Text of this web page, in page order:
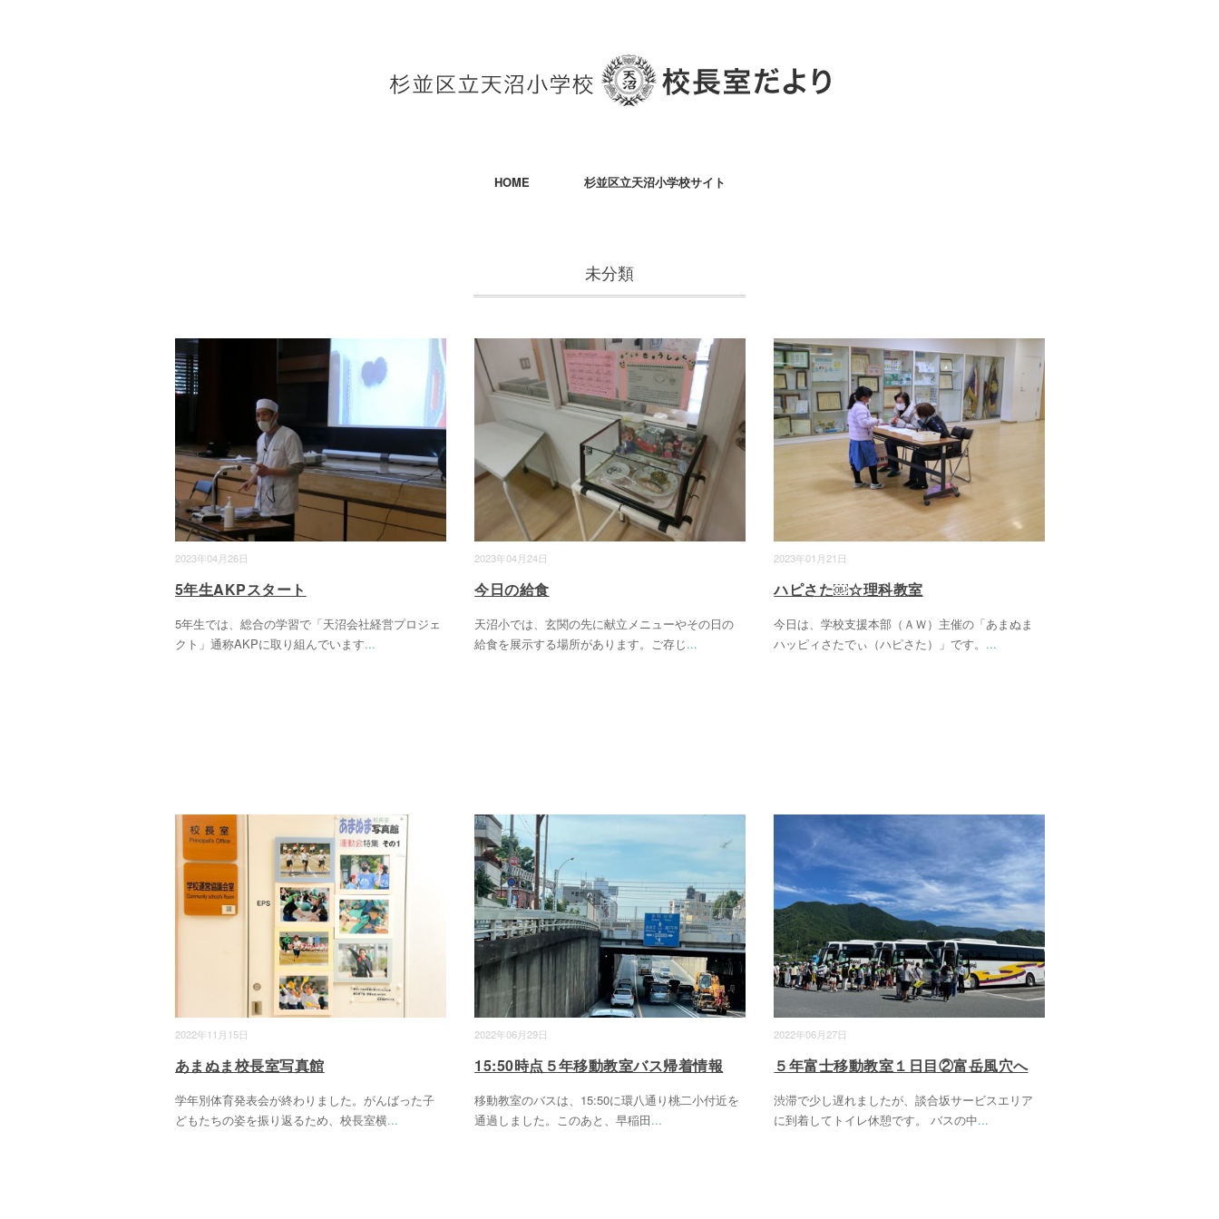
HOME 杉並区立天沼小学校サイト
未分類
2023年04月26日
5年生AKPスタート
5年生では、総合の学習で「天沼会社経営プロジェ
クト」通称AKPに取り組んでいます...
2023年04月24日
今日の給食
天沼小では、玄関の先に献立メニューやその日の
給食を展示する場所があります。ご存じ...
2023年01月21日
ハピさた￼☆理科教室
今日は、学校支援本部（ＡＷ）主催の「あまぬま
ハッピィさたでぃ（ハピさた）」です。 ...
2022年11月15日
あまぬま校長室写真館
学年別体育発表会が終わりました。がんばった子
どもたちの姿を振り返るため、校長室横...
2022年06月29日
15:50時点５年移動教室バス帰着情報
移動教室のバスは、15:50に環八通り桃二小付近を
通過しました。このあと、早稲田...
2022年06月27日
５年富士移動教室１日目②富岳風穴へ
渋滞で少し遅れましたが、談合坂サービスエリア
に到着してトイレ休憩です。 バスの中...